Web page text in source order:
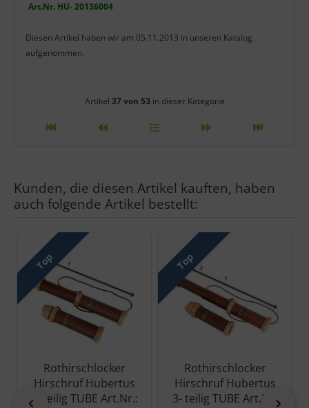
Art.Nr. HU- 20136004
Diesen Artikel haben wir am 05.11.2013 in unseren Katalog
aufgenommen.
Artikelnavigation innerhalb
Artikel 37 von 53 in dieser Kategorie
Kunden, die diesen Artikel kauften, haben
auch folgende Artikel bestellt:
Es folgt ein Produktslider - navigieren Sie mit der Tab-Taste
zurück
Top
Rothirschlocker
Hirschruf Hubertus
2- teilig TUBE Art.Nr.:
Top
Rothirschlocker
Hirschruf Hubertus
3- teilig TUBE Art.Nr.